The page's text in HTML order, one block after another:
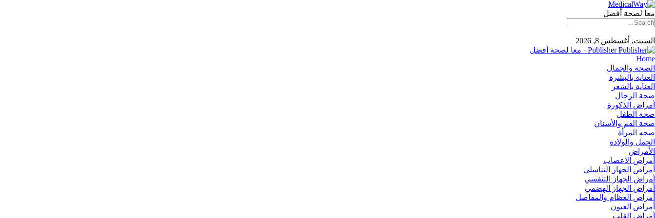
معا لصحة أفضل
السبت, أغسطس 8, 2026
Publisher - معا لصحة أفضل
Home
الصحة والجمال
العناية بالبشرة
العناية بالشعر
صحة الرجال
أمراض الذكورة
صحة الطفل
صحة الفم والأسنان
صحه المرأة
الحمل والولادة
الأمراض
أمراض الاعصاب
أمراض الجهاز التناسلي
أﻤراض اﻟﺠﻬﺎز اﻟﺘﻨﻔﺴﻲ
أمراض الجهاز الهضمي
أمراض العظام والمفاصل
أمراض العيون
أمراض القلب